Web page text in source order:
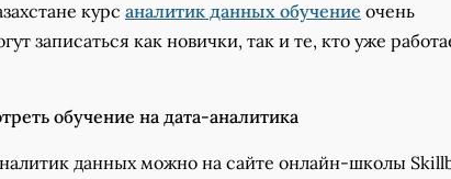
курс аналитик данных обучение очень
записаться как новички, так и те, кто уже
обучение на дата-аналитика
данных можно на сайте онлайн-школы